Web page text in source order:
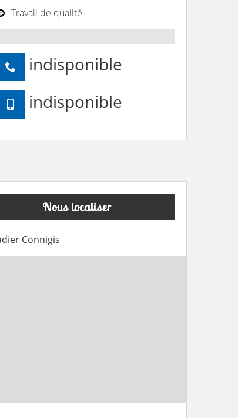
Travail de qualité
indisponible
indisponible
Nous localiser
Connigis